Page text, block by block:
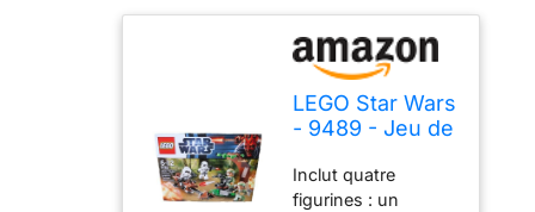
LEGO Star Wars
- 9489 - Jeu de
Endor Rebel et
Imperial
Inclut quatre
figurines : un